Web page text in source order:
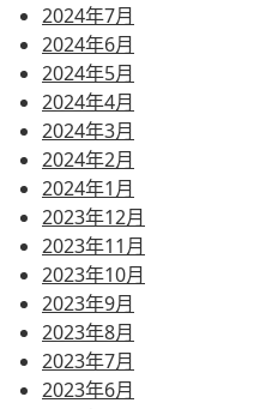
2024年7月
2024年6月
2024年5月
2024年4月
2024年3月
2024年2月
2024年1月
2023年12月
2023年11月
2023年10月
2023年9月
2023年8月
2023年7月
2023年6月